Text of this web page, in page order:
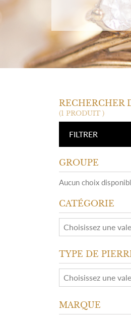
RECHERCHER
(1 PRODUIT )
FILTRER
GROUPE
Aucun choix
CATÉGORIE
TYPE DE
MARQUE